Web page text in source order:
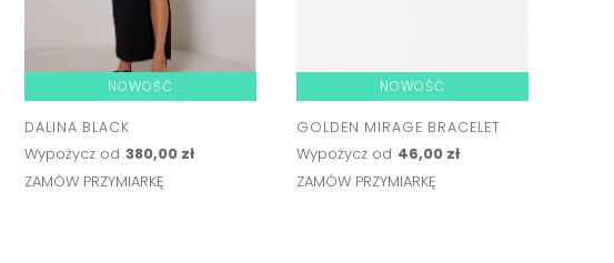
NOWOŚĆ
DALINA BLACK
Wypożycz od 380,00 zł
ZAMÓW PRZYMIARKĘ
NOWOŚĆ
GOLDEN MIRAGE BRACELET
Wypożycz od 46,00 zł
ZAMÓW PRZYMIARKĘ